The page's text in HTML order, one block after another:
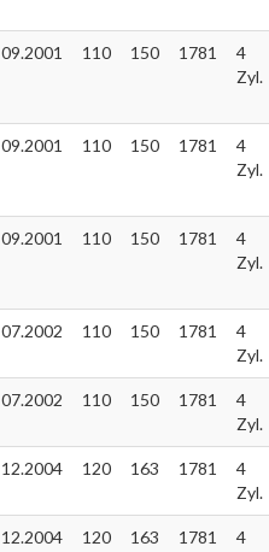
09.2001 110 150 1781
4
Zyl.
09.2001 110 150 1781
4
Zyl.
09.2001 110 150 1781
4
Zyl.
07.2002 110 150 1781
4
Zyl.
07.2002 110 150 1781
4
Zyl.
12.2004 120 163 1781
4
Zyl.
12.2004 120 163 1781
4